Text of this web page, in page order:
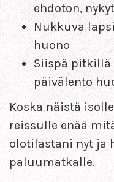
ehdoton,
Nukkuva
huono
Siispä pitkillä
päivälento
Koska näistä
reissulle enää
olotilastani nyt ja
paluumatkalle.